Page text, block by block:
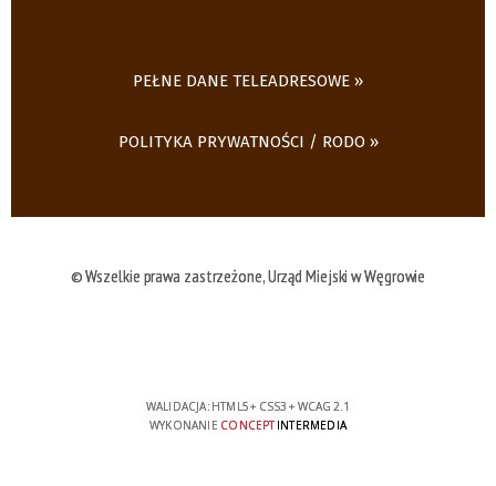
PEŁNE DANE TELEADRESOWE
POLITYKA PRYWATNOŚCI / RODO
© Wszelkie prawa zastrzeżone, Urząd Miejski w Węgrowie
WALIDACJA: HTML5+ CSS3 + WCAG 2.1
WYKONANIE CONCEPTINTERMEDIA